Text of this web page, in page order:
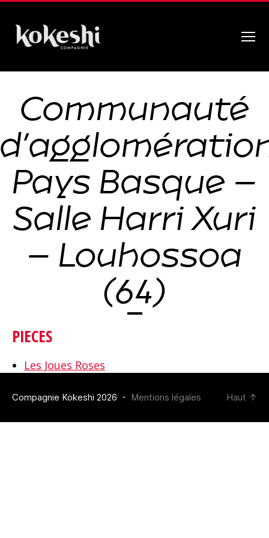
Kokeshi
Communauté
Pays Basque –
Salle Harri Xuri
– Louhossoa
(64)
PIECES
Les Joues Roses
Compagnie Kokeshi 2026 ・ Mentions légales Haut ↑